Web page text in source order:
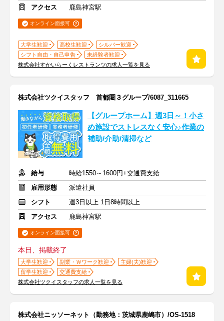
アクセス
鹿島神宮駅
オンライン面接可
大学生歓迎 高校生歓迎
シルバー歓迎
シフト自由・自己申告
未経験者歓迎
株式会社すかいらーくレストランツの求人一覧を見る
株式会社ツクイスタッフ 首都圏３グループ/6087_311665
【グループホーム】週3日～！小さ
め施設でストレスなく安心♪作業の
補助/介助/清掃など
給与
時給1550～1600円+交通費支給
雇用形態
派遣社員
シフト
週3日以上 1日8時間以上
アクセス
鹿島神宮駅
オンライン面接可
本日、掲載終了
大学生歓迎 副業・Ｗワーク歓迎
主婦(夫)歓迎
留学生歓迎
交通費支給
株式会社ツクイスタッフの求人一覧を見る
株式会社ニッソーネット（勤務地：茨城県鹿嶋市）/OS-1518